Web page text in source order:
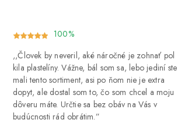
100%
Človek by neveril, aké náročné je zohnať pol
kila plastelíny. Vážne, bál som sa, lebo jediní ste
mali tento sortiment, asi po ňom nie je extra
dopyt, ale dostal som to, čo som chcel a moju
dôveru máte. Určtie sa bez obáv na Vás v
budúcnosti rád obrátim.